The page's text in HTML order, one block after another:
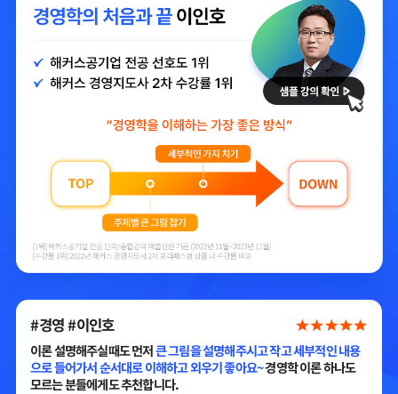
#경영 #이인호
이론 설명해주실때도 먼저큰 그림을 설명해주시고 작고 세부적인 내용
으로 들어가서 순서대로 이해하고 외우기 좋아요~경영학 이론 하나도
모르는 분들에게도 추천합니다.